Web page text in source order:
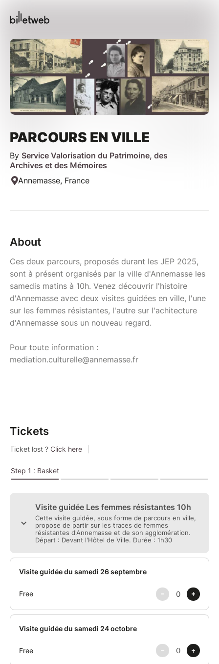
PARCOURS EN VILLE
By Service Valorisation du Patrimoine, des
Archives et des Mémoires
Annemasse, France
About
Ces deux parcours, proposés durant les JEP 2025,
sont à présent organisés par la ville d'Annemasse les
samedis matins à 10h. Venez découvrir l'histoire
d'Annemasse avec deux visites guidées en ville, l'une
sur les femmes résistantes, l'autre sur l'achitecture
d'Annemasse sous un nouveau regard.
Pour toute information :
mediation.culturelle@annemasse.fr
Tickets